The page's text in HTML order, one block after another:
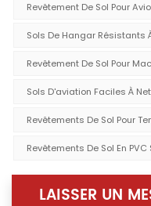
Revêtement De Sol Pour
Sols De Hangar Résistants
Revêtement De Sol Pour
Sols D'aviation Faciles À
Revêtements De Sol Pour
Revêtements De Sol En
LAISSER UN